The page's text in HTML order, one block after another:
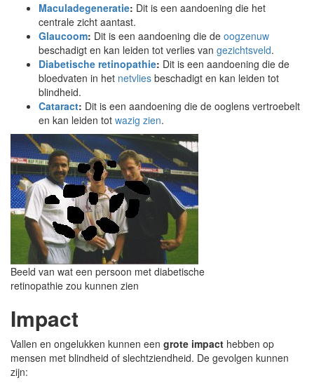
Maculadegeneratie: Dit is een aandoening die het
centrale zicht aantast.
Glaucoom: Dit is een aandoening die de oogzenuw
beschadigt en kan leiden tot verlies van gezichtsveld.
Diabetische retinopathie: Dit is een aandoening die de
bloedvaten in het netvlies beschadigt en kan leiden tot
blindheid.
Cataract: Dit is een aandoening die de ooglens vertroebelt
en kan leiden tot wazig zien.
Beeld van wat een persoon met diabetische
retinopathie zou kunnen zien
Impact
Vallen en ongelukken kunnen een grote impact hebben op
mensen met blindheid of slechtziendheid. De gevolgen kunnen
zijn: